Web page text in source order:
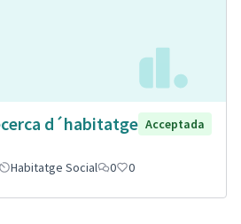
d´habitatge Acceptada
Habitatge Social 0 0